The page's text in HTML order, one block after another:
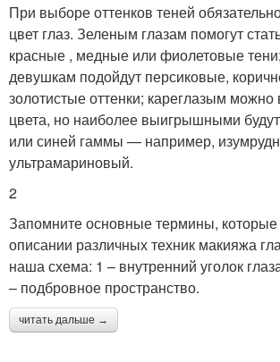
При выборе оттенков теней
цвет глаз. Зеленым глазам помогут
красные , медные или фиолетовые
девушкам подойдут персиковые,
золотистые оттенки; кареглазым
цвета, но наиболее выигрышными будут
или синей гаммы — например,
ультрамариновый.
2
Запомните основные термины, которые
описании различных техник макияжа
наша схема: 1 – внутренний уголок
– подбровное пространство.
читать дальше →